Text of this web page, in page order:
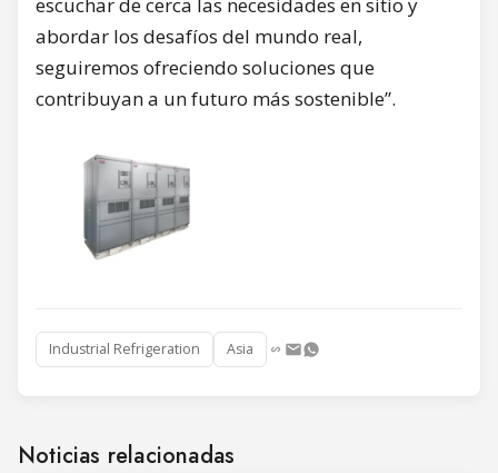
abordar los desafíos del mundo real,
seguiremos ofreciendo soluciones que
contribuyan a un futuro más sostenible”.
Industrial Refrigeration Asia
Noticias relacionadas